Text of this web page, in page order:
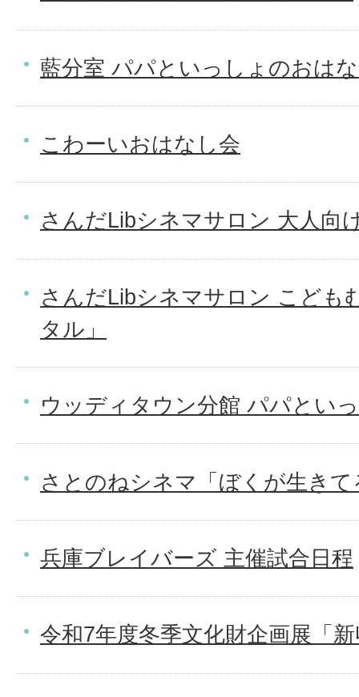
藍分室 パパといっしょのおは
こわーいおはなし会
さんだLibシネマサロン 大人向
さんだLibシネマサロン こども
タル」
ウッディタウン分館 パパとい
さとのねシネマ「ぼくが生き
兵庫ブレイバーズ 主催試合日程
令和7年度冬季文化財企画展「